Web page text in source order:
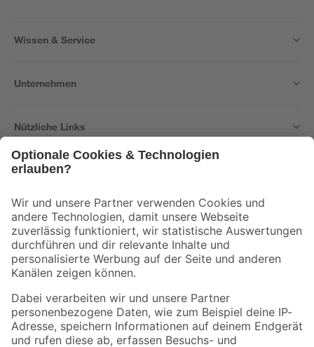
Wissen & Service
Unternehmen
Nützliche Links
Der toom Newsletter: Keine Angebote und Aktionen mehr verpassen!
Zur Newsletter Anmeldung
Folge uns
Zahlungsarten Versandarten